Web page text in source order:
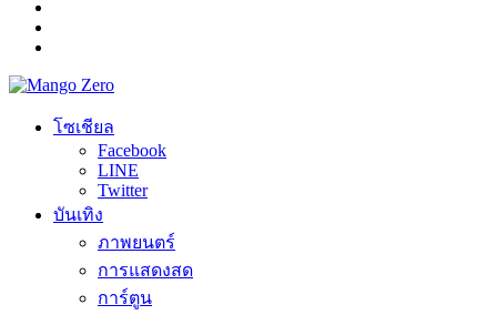
โซเชียล
Facebook
LINE
Twitter
บันเทิง
ภาพยนตร์
การแสดงสด
การ์ตูน